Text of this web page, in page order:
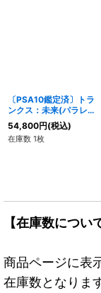
〔PSA10鑑定済〕トラ
ンクス：未来(パラレル/
漫画絵)【R☆】{SB02-
010}
54,800円(税込)
在庫数 1枚
【在庫数につい
商品ページに表
在庫数となりま